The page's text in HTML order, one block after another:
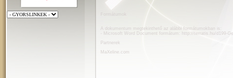
A dokumentum megtekinthető az alábbi formátumokban is:
- Microsoft Word Document formátum:
http://terratis.hu/d199-
Partnerek
MaXeline.com